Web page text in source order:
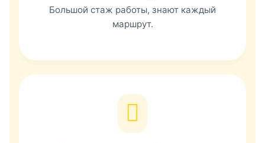
Большой стаж работы, знают каждый
маршрут.